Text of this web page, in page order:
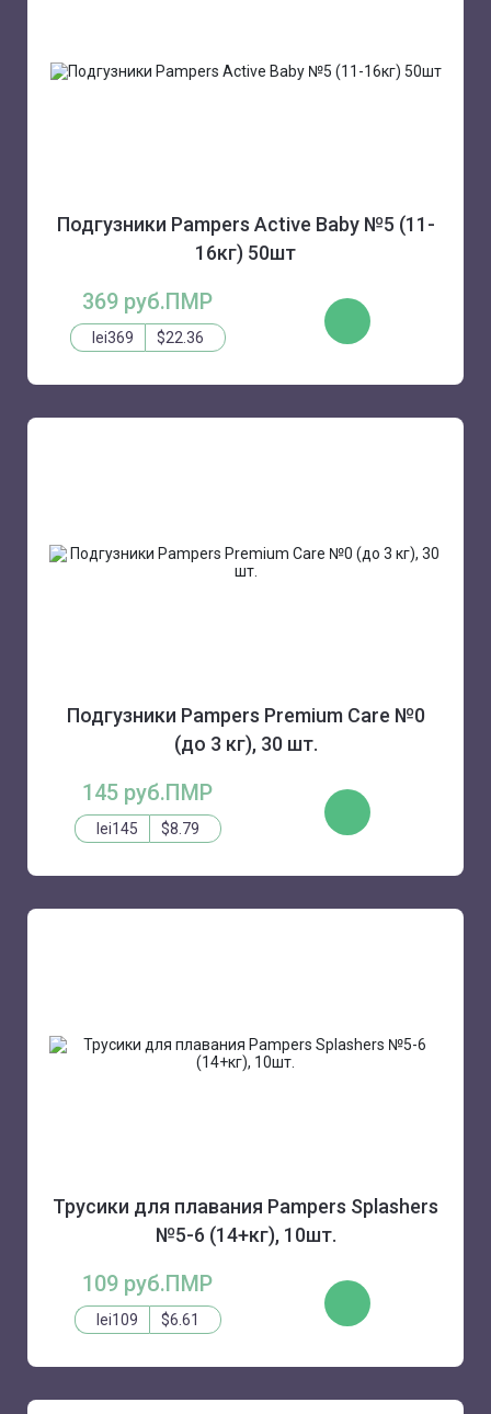
Подгузники Pampers Active Baby №5 (11-
16кг) 50шт
369 руб.ПМР
lei369 $22.36
КУПИТЬ
Подгузники Pampers Premium Care №0
(до 3 кг), 30 шт.
145 руб.ПМР
lei145 $8.79
КУПИТЬ
Трусики для плавания Pampers Splashers
№5-6 (14+кг), 10шт.
109 руб.ПМР
lei109 $6.61
КУПИТЬ